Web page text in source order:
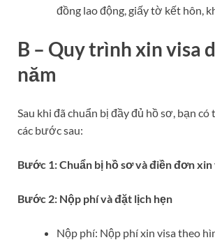
đồng lao động, giấy tờ kết hôn,
B – Quy trình xin visa
năm
Sau khi đã chuẩn bị đầy đủ hồ sơ, bạn
các bước sau:
Bước 1: Chuẩn bị hồ sơ và điền đơn xin
Bước 2: Nộp phí và đặt lịch hẹn
Nộp phí: Nộp phí xin visa theo